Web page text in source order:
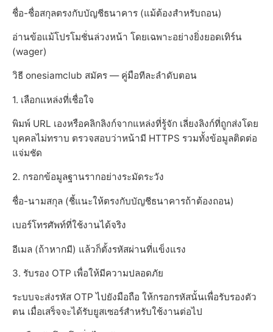
ชื่อ-ชื่อสกุลตรงกับบัญชีธนาคาร (แม้ต้องสำหรับถอน)
อ่านข้อแม้โปรโมชั่นล่วงหน้า โดยเฉพาะอย่างยิ่งยอดเทิร์น
(wager)
วิธี onesiamclub สมัคร — คู่มือทีละลำดับตอน
1. เลือกแหล่งที่เชื่อใจ
พิมพ์ URL เองหรือคลิกลิงก์จากแหล่งที่รู้จัก เลี่ยงลิงก์ที่ถูกส่งโดย
บุคคลไม่ทราบ ตรวจสอบว่าหน้ามี HTTPS รวมทั้งข้อมูลติดต่อ
แจ่มชัด
2. กรอกข้อมูลฐานรากอย่างระมัดระวัง
ชื่อ-นามสกุล (ชี้แนะให้ตรงกับบัญชีธนาคารถ้าต้องถอน)
เบอร์โทรศัพท์ที่ใช้งานได้จริง
อีเมล (ถ้าหากมี) แล้วก็ตั้งรหัสผ่านที่แข็งแรง
3. รับรอง OTP เพื่อให้มีความปลอดภัย
ระบบจะส่งรหัส OTP ไปยังมือถือ ให้กรอกรหัสนั้นเพื่อรับรองตัว
ตน เมื่อเสร็จจะได้รับยูสเซอร์สำหรับใช้งานต่อไป